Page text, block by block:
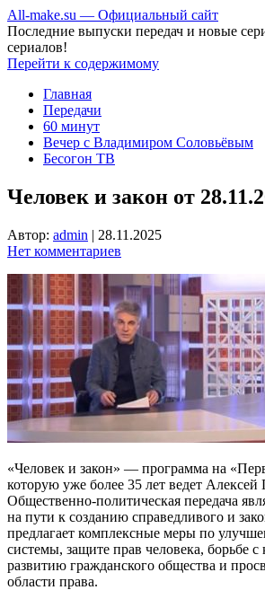
All-make.su — Официальный сайт
Последние выпуски передач и новые
сериалов!
Перейти к содержимому
Главная
Передачи
60 минут
Вечер с Владимиром Соловьёвым
Бесогон ТВ
Человек и закон от
Автор: admin | 28.11.2025
Нет комментариев
«Человек и закон» — программа на
которую уже более 35 лет ведет
Общественно-политическая передача
на пути к созданию справедливого и
предлагает комплексные меры по
системы, защите прав человека, борьбе с
развитию гражданского общества и
области права.